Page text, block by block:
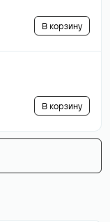
В корзину
В корзину